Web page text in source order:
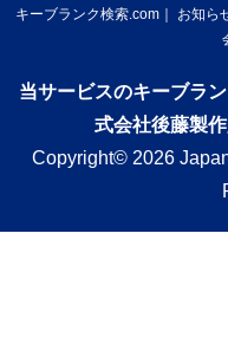
キーブランク検索.com お知ら
当サービスのキーブラ
式会社後藤製
Copyright© 2026